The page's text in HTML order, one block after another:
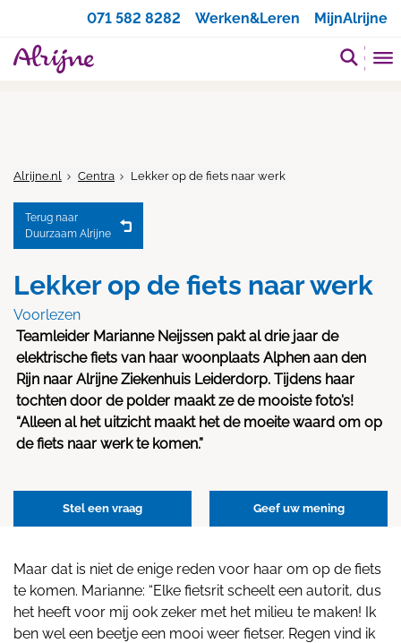
071 582 8282
Werken&Leren MijnAlrijne
Alrijne.nl Centra Lekker op de fiets naar werk
Terug naar
Duurzaam Alrijne
Lekker op de fiets naar werk
Voorlezen
Teamleider Marianne Neijssen pakt al drie jaar de
elektrische fiets van haar woonplaats Alphen aan den
Rijn naar Alrijne Ziekenhuis Leiderdorp. Tijdens haar
tochten door de polder maakt ze de mooiste foto’s!
“Alleen al het uitzicht maakt het de moeite waard om op
de fiets naar werk te komen.”
Stel een vraag Geef uw mening
Maar dat is niet de enige reden voor haar om op de fiets
te komen. Marianne: “Elke fietsrit scheelt een autorit, dus
het heeft voor mij ook zeker met het milieu te maken! Ik
ben wel een beetje een mooi weer fietser. Regen vind ik